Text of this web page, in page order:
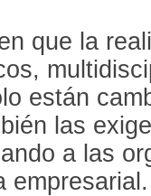
que la
están
las
a las
empresarial.